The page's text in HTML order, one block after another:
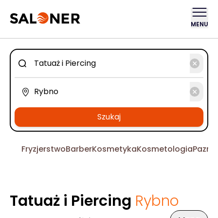
MENU
Szukaj
FryzjerstwoBarberKosmetykaKosmetologia
Tatuaż i Piercing Rybno